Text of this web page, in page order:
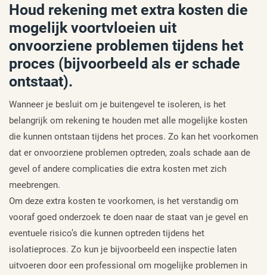
Houd rekening met extra kosten die
mogelijk voortvloeien uit
onvoorziene problemen tijdens het
proces (bijvoorbeeld als er schade
ontstaat).
Wanneer je besluit om je buitengevel te isoleren, is het
belangrijk om rekening te houden met alle mogelijke kosten
die kunnen ontstaan tijdens het proces. Zo kan het voorkomen
dat er onvoorziene problemen optreden, zoals schade aan de
gevel of andere complicaties die extra kosten met zich
meebrengen.
Om deze extra kosten te voorkomen, is het verstandig om
vooraf goed onderzoek te doen naar de staat van je gevel en
eventuele risico’s die kunnen optreden tijdens het
isolatieproces. Zo kun je bijvoorbeeld een inspectie laten
uitvoeren door een professional om mogelijke problemen in